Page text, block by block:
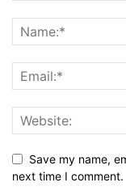
Save my name,
next time I comment.